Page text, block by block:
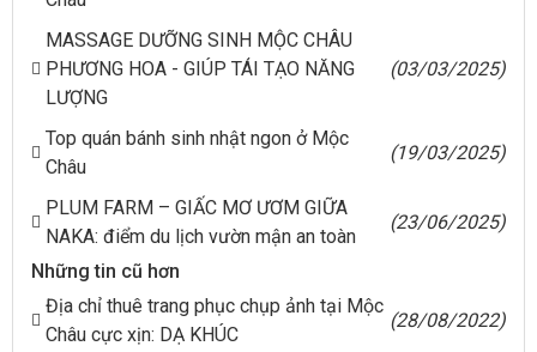
MASSAGE DƯỠNG SINH MỘC CHÂU
PHƯƠNG HOA - GIÚP TÁI TẠO NĂNG
LƯỢNG
(03/03/2025)
Top quán bánh sinh nhật ngon ở Mộc
Châu
(19/03/2025)
PLUM FARM – GIẤC MƠ ƯƠM GIỮA
NAKA: điểm du lịch vườn mận an toàn
(23/06/2025)
Những tin cũ hơn
Địa chỉ thuê trang phục chụp ảnh tại Mộc
Châu cực xịn: DẠ KHÚC
(28/08/2022)